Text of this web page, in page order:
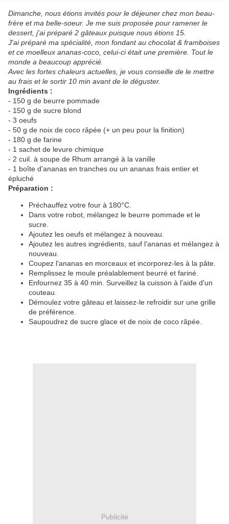
Dimanche, nous étions invités pour le déjeuner chez mon beau-
frère et ma belle-soeur. Je me suis proposée pour ramener le
dessert, j'ai préparé 2 gâteaux puisque nous étions 15.
J'ai préparé ma spécialité, mon fondant au chocolat & framboises
et ce moelleux ananas-coco, celui-ci était une première. Tout le
monde a beaucoup apprécié.
Avec les fortes chaleurs actuelles, je vous conseille de le mettre
au frais et le sortir 10 min avant de le déguster.
Ingrédients :
- 150 g de beurre pommade
- 150 g de sucre blond
- 3 oeufs
- 50 g de noix de coco râpée (+ un peu pour la finition)
- 180 g de farine
- 1 sachet de levure chimique
- 2 cuil. à soupe de Rhum arrangé à la vanille
- 1 boîte d'ananas en tranches ou un ananas frais entier et
épluché
Préparation :
Préchauffez votre four à 180°C.
Dans votre robot, mélangez le beurre pommade et le
sucre.
Ajoutez les oeufs et mélangez à nouveau.
Ajoutez les autres ingrédients, sauf l'ananas et mélangez à
nouveau.
Coupez l'ananas en morceaux et incorporez-les à la pâte.
Remplissez le moule préalablement beurré et fariné.
Enfournez 35 à 40 min. Surveillez la cuisson à l'aide d'un
couteau.
Démoulez votre gâteau et laissez-le refroidir sur une grille
de préférence.
Saupoudrez de sucre glace et de noix de coco râpée.
Publicité